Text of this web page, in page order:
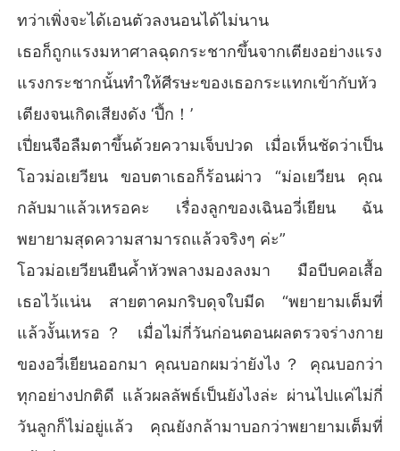
ทว่าเพิ่งจะได้เอนตัวลงนอนได้ไม่นาน
เธอก็ถูกแรงมหาศาลฉุดกระชากขึ้นจากเตียงอย่างแรง
แรงกระชากนั้นทำให้ศีรษะของเธอกระแทกเข้ากับหัว
เตียงจนเกิดเสียงดัง ‘ปึ้ก！’
เปี่ยนจือลืมตาขึ้นด้วยความเจ็บปวด เมื่อเห็นชัดว่าเป็น
โอวม่อเยวียน ขอบตาเธอก็ร้อนผ่าว “ม่อเยวียน คุณ
กลับมาแล้วเหรอคะ เรื่องลูกของเฉินอวี่เยียน ฉัน
พยายามสุดความสามารถแล้วจริงๆ ค่ะ”
โอวม่อเยวียนยืนค้ำหัวพลางมองลงมา มือบีบคอเสื้อ
เธอไว้แน่น สายตาคมกริบดุจใบมีด “พยายามเต็มที่
แล้วงั้นเหรอ？ เมื่อไม่กี่วันก่อนตอนผลตรวจร่างกาย
ของอวี่เยียนออกมา คุณบอกผมว่ายังไง？ คุณบอกว่า
ทุกอย่างปกติดี แล้วผลลัพธ์เป็นยังไงล่ะ ผ่านไปแค่ไม่กี่
วันลูกก็ไม่อยู่แล้ว คุณยังกล้ามาบอกว่าพยายามเต็มที่